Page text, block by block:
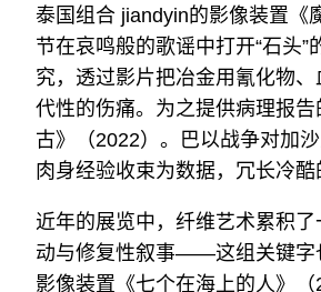
泰国组合 jiandyin的影像装置《
节在哀鸣般的歌谣中打开“石头
究，透过影片把冶金用氰化物
代性的伤痛。为之提供病理报
古》（2022）。巴以战争对加
肉身经验收束为数据，冗长冷
近年的展览中，纤维艺术累积
动与修复性叙事——这组关键字
影像装置《七个在海上的人》